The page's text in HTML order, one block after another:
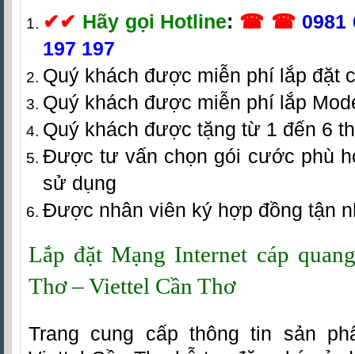
✔✔ Hãy gọi Hotline: ☎ ☎ 0981
197 197
Quý khách được miễn phí lắp đặt
Quý khách được miễn phí lắp
Quý khách được tặng từ 1 đến 6
Được tư vấn chọn gói cước phù
sử dụng
Được nhân viên ký hợp đồng tận
Lắp đặt Mạng Internet cáp
Thơ – Viettel Cần Thơ
Trang cung cấp thông tin sản